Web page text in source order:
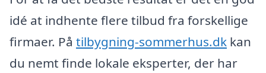
idé at indhente flere tilbud fra forskellige
firmaer. På tilbygning-sommerhus.dk kan
du nemt finde lokale eksperter, der har